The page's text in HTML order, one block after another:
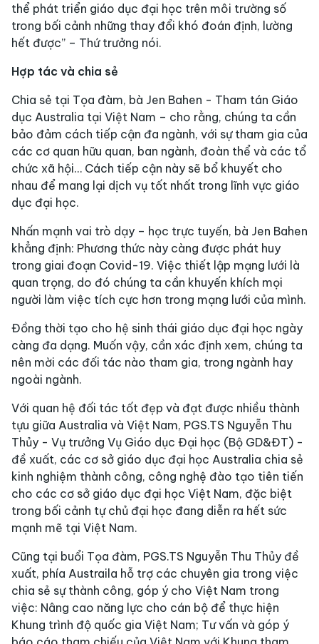
thể phát triển giáo dục đại học trên môi trường số
trong bối cảnh những thay đổi khó đoán định, lường
hết được” – Thứ trưởng nói.
Hợp tác và chia sẻ
Chia sẻ tại Tọa đàm, bà Jen Bahen - Tham tán Giáo
dục Australia tại Việt Nam – cho rằng, chúng ta cần
bảo đảm cách tiếp cận đa ngành, với sự tham gia của
các cơ quan hữu quan, ban ngành, đoàn thể và các tổ
chức xã hội… Cách tiếp cận này sẽ bổ khuyết cho
nhau để mang lại dịch vụ tốt nhất trong lĩnh vực giáo
dục đại học.
Nhấn mạnh vai trò dạy – học trực tuyến, bà Jen Bahen
khẳng định: Phương thức này càng được phát huy
trong giai đoạn Covid-19. Việc thiết lập mạng lưới là
quan trọng, do đó chúng ta cần khuyến khích mọi
người làm việc tích cực hơn trong mạng lưới của mình.
Đồng thời tạo cho hệ sinh thái giáo dục đại học ngày
càng đa dạng. Muốn vậy, cần xác định xem, chúng ta
nên mời các đối tác nào tham gia, trong ngành hay
ngoài ngành.
Với quan hệ đối tác tốt đẹp và đạt được nhiều thành
tựu giữa Australia và Việt Nam, PGS.TS Nguyễn Thu
Thủy - Vụ trưởng Vụ Giáo dục Đại học (Bộ GD&ĐT) -
đề xuất, các cơ sở giáo dục đại học Australia chia sẻ
kinh nghiệm thành công, công nghệ đào tạo tiên tiến
cho các cơ sở giáo dục đại học Việt Nam, đặc biệt
trong bối cảnh tự chủ đại học đang diễn ra hết sức
mạnh mẽ tại Việt Nam.
Cũng tại buổi Tọa đàm, PGS.TS Nguyễn Thu Thủy đề
xuất, phía Austraila hỗ trợ các chuyên gia trong việc
chia sẻ sự thành công, góp ý cho Việt Nam trong
việc: Nâng cao năng lực cho cán bộ để thực hiện
Khung trình độ quốc gia Việt Nam; Tư vấn và góp ý